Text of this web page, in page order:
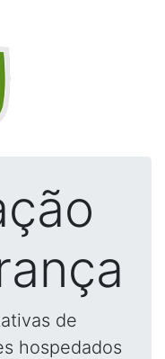
de
hospedados